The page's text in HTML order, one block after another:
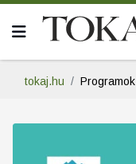
tokaj.hu Programok